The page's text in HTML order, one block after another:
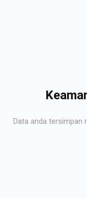
Data anda tersimpan